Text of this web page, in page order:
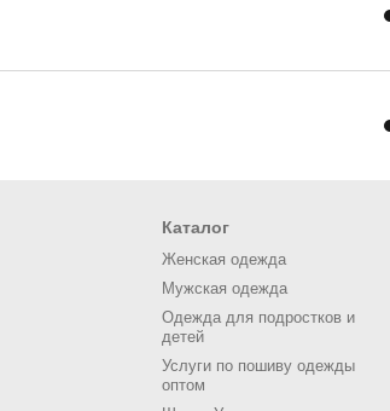
Каталог
Женская одежда
Мужская одежда
Одежда для подростков и
детей
Услуги по пошиву одежды
оптом